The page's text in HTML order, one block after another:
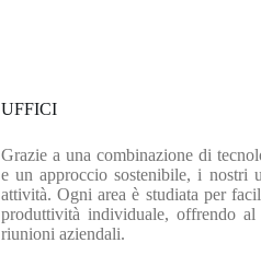
UFFICI
Grazie a una combinazione di
e un approccio sostenibile, i nostri
attività. Ogni area è studiata per
produttività individuale, offrendo
riunioni aziendali.